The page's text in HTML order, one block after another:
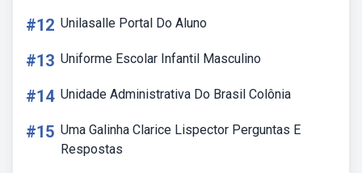
#12 Unilasalle Portal Do Aluno
#13 Uniforme Escolar Infantil Masculino
#14 Unidade Administrativa Do Brasil Colônia
#15 Uma Galinha Clarice Lispector Perguntas E
Respostas